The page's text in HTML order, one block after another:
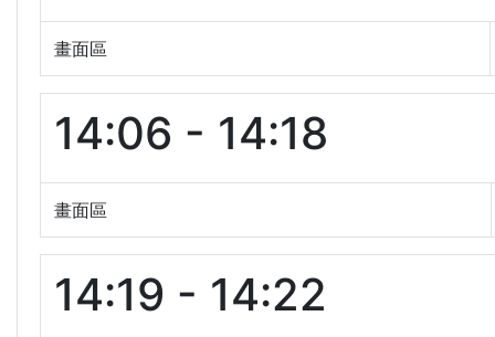
畫面區
14:06 - 14:18
畫面區
14:19 - 14:22